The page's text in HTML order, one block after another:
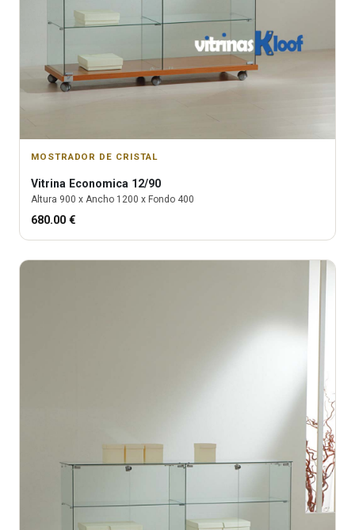
MOSTRADOR DE CRISTAL
Vitrina Economica 12/90
Altura 900 x Ancho 1200 x Fondo 400
680.00 €